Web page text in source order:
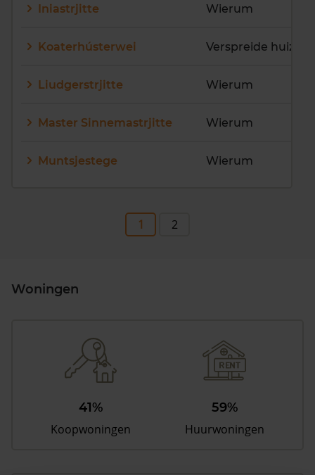
Iniastrjitte Wierum
Koaterhústerwei Verspreide huizen
Liudgerstrjitte Wierum
Master Sinnemastrjitte Wierum
Muntsjestege Wierum
1 2
Woningen
41%
Koopwoningen
59%
Huurwoningen